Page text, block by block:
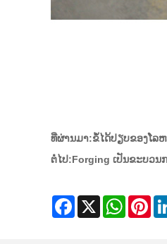
ທີ່ຜ່ານມາ:ຂໍ້ໄດ້ປຽບຂອງໂລ
ຕໍ່ໄປ:Forging ເປັນຂະບວນ
Facebook
X WhatsApp